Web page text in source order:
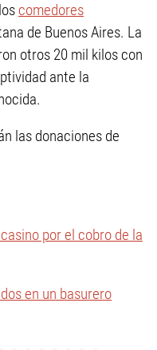
comedores
de Buenos Aires. La
otros 20 mil kilos con
ante la
las donaciones de
por el cobro de la
en un basurero